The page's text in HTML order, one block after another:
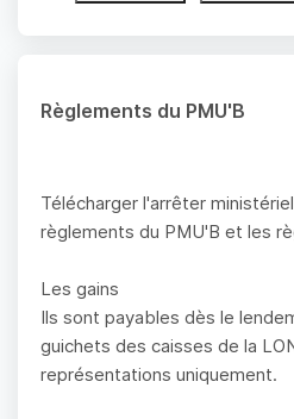
Règlements du PMU'B
Télécharger l'arrêter
règlements du PMU'B et les
Les gains
Ils sont payables dès le
guichets des caisses de la
représentations uniquement.